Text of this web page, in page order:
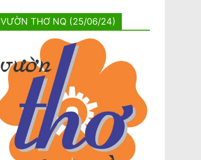
VƯỜN THƠ NQ (25/06/24)